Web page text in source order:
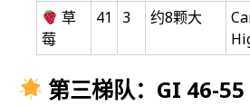
草
莓
41 3 约8颗大
第三梯队：GI 46-